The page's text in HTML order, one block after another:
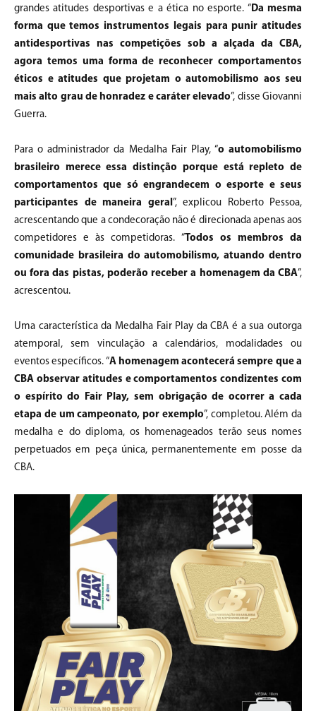
grandes atitudes desportivas e a ética no esporte. “Da mesma
forma que temos instrumentos legais para punir atitudes
antidesportivas nas competições sob a alçada da CBA,
agora temos uma forma de reconhecer comportamentos
éticos e atitudes que projetam o automobilismo aos seu
mais alto grau de honradez e caráter elevado”, disse Giovanni
Guerra.
Para o administrador da Medalha Fair Play, “o automobilismo
brasileiro merece essa distinção porque está repleto de
comportamentos que só engrandecem o esporte e seus
participantes de maneira geral ”, explicou Roberto Pessoa,
acrescentando que a condecoração não é direcionada apenas aos
competidores e às competidoras. “Todos os membros da
comunidade brasileira do automobilismo, atuando dentro
ou fora das pistas, poderão receber a homenagem da CBA”,
acrescentou.
Uma característica da Medalha Fair Play da CBA é a sua outorga
atemporal, sem vinculação a calendários, modalidades ou
eventos específicos. “A homenagem acontecerá sempre que a
CBA observar atitudes e comportamentos condizentes com
o espírito do Fair Play, sem obrigação de ocorrer a cada
etapa de um campeonato, por exemplo”, completou. Além da
medalha e do diploma, os homenageados terão seus nomes
perpetuados em peça única, permanentemente em posse da
CBA.